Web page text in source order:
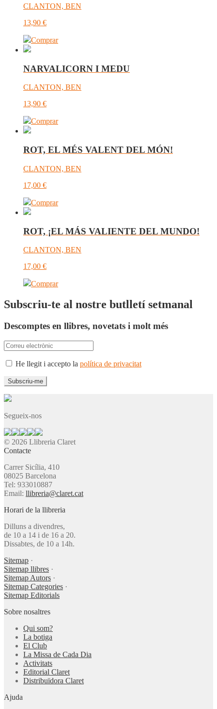
CLANTON, BEN
13,90 €
Comprar
NARVALICORN I MEDU
CLANTON, BEN
13,90 €
Comprar
ROT, EL MÉS VALENT DEL MÓN!
CLANTON, BEN
17,00 €
Comprar
ROT, ¡EL MÁS VALIENTE DEL MUNDO!
CLANTON, BEN
17,00 €
Comprar
Subscriu-te al nostre butlletí setmanal
Descomptes en llibres, novetats i molt més
He llegit i accepto la política de privacitat
Segueix-nos
© 2026 Llibreria Claret
Contacte
Carrer Sicília, 410
08025 Barcelona
Tel: 933010887
Email: llibreria@claret.cat
Horari de la llibreria
Dilluns a divendres,
de 10 a 14 i de 16 a 20.
Dissabtes, de 10 a 14h.
Sitemap ·
Sitemap llibres ·
Sitemap Autors ·
Sitemap Categories ·
Sitemap Editorials
Sobre nosaltres
Qui som?
La botiga
El Club
La Missa de Cada Dia
Activitats
Editorial Claret
Distribuïdora Claret
Ajuda